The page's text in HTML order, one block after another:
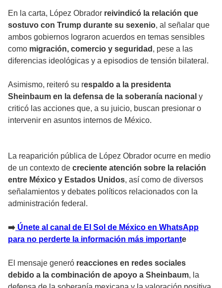
En la carta, López Obrador reivindicó la relación que
sostuvo con Trump durante su sexenio, al señalar que
ambos gobiernos lograron acuerdos en temas sensibles
como migración, comercio y seguridad , pese a las
diferencias ideológicas y a episodios de tensión bilateral.
Asimismo, reiteró su respaldo a la presidenta
Sheinbaum en la defensa de la soberanía nacional y
criticó las acciones que, a su juicio, buscan presionar o
intervenir en asuntos internos de México.
La reaparición pública de López Obrador ocurre en medio
de un contexto de creciente atención sobre la relación
entre México y Estados Unidos, así como de diversos
señalamientos y debates políticos relacionados con la
administración federal.
➡️ Únete al canal de El Sol de México en WhatsApp
para no perderte la información más importante
El mensaje generó reacciones en redes sociales
debido a la combinación de apoyo a Sheinbaum, la